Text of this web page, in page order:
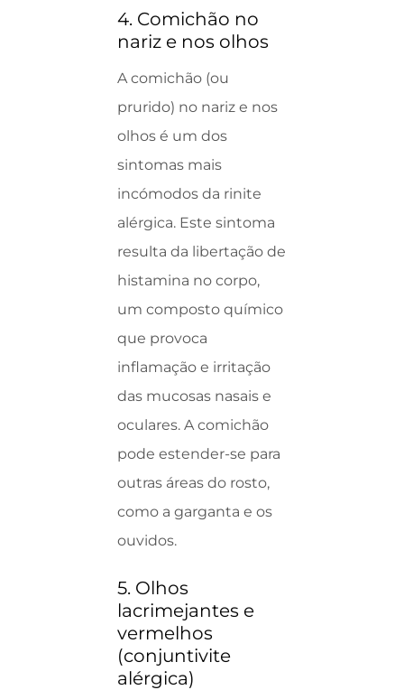
4. Comichão no
nariz e nos olhos
A comichão (ou
prurido) no nariz e nos
olhos é um dos
sintomas mais
incómodos da rinite
alérgica. Este sintoma
resulta da libertação de
histamina no corpo,
um composto químico
que provoca
inflamação e irritação
das mucosas nasais e
oculares. A comichão
pode estender-se para
outras áreas do rosto,
como a garganta e os
ouvidos.
5. Olhos
lacrimejantes e
vermelhos
(conjuntivite
alérgica)